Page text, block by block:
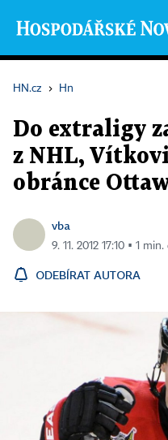
HN.cz › Hn
Do extraligy
z NHL,
obránce
vba
9. 11. 2012 17:10 ▪ 1
ODEBÍRAT AUTORA